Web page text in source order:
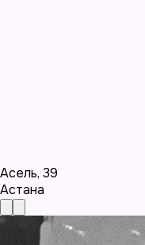
Асель, 39
Астана